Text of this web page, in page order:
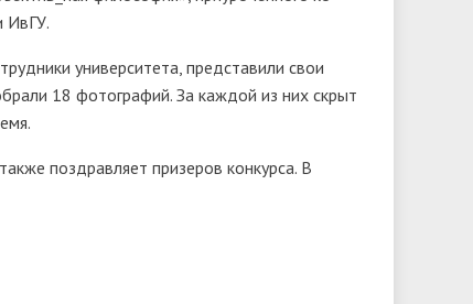
ИвГУ.
университета, представили свои
18 фотографий. За каждой из них скрыт
поздравляет призеров конкурса. В